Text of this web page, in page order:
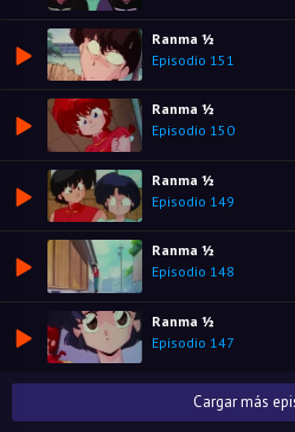
Ranma ½
Episodio 151
Ranma ½
Episodio 150
Ranma ½
Episodio 149
Ranma ½
Episodio 148
Ranma ½
Episodio 147
Cargar más